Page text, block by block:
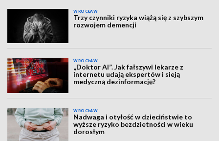
WROCŁAW
Trzy czynniki ryzyka wiążą się z szybszym
rozwojem demencji
WROCŁAW
„Doktor AI”. Jak fałszywi lekarze z
internetu udają ekspertów i sieją
medyczną dezinformację?
WROCŁAW
Nadwaga i otyłość w dzieciństwie to
wyższe ryzyko bezdzietności w wieku
dorosłym